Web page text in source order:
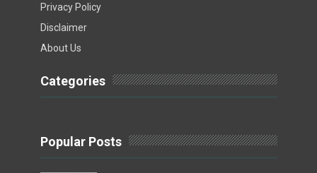
Privacy Policy
Disclaimer
About Us
Categories
Popular Posts